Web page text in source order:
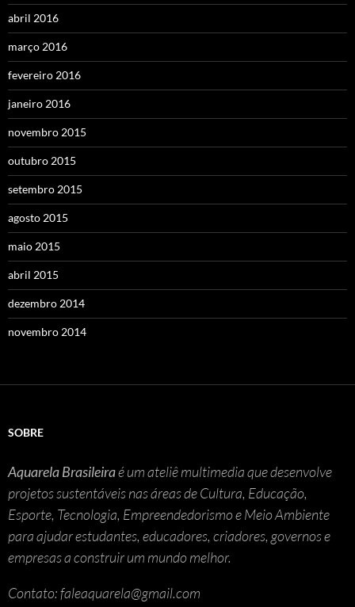
abril 2016
março 2016
fevereiro 2016
janeiro 2016
novembro 2015
outubro 2015
setembro 2015
agosto 2015
maio 2015
abril 2015
dezembro 2014
novembro 2014
SOBRE
Aquarela Brasileiraé um ateliê multimedia que desenvolve
projetos sustentáveis nas áreas de Cultura, Educação,
Esporte, Tecnologia, Empreendedorismo e Meio Ambiente
para ajudar estudantes, educadores, criadores, governos e
empresas a construir um mundo melhor.
Contato: faleaquarela@gmail.com